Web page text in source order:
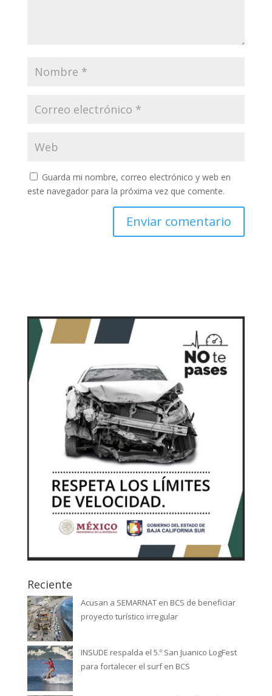
Guarda mi nombre, correo electrónico y web en
este navegador para la próxima vez que comente.
Reciente
Acusan a SEMARNAT en BCS de beneficiar
proyecto turístico irregular
INSUDE respalda el 5.º San Juanico LogFest
para fortalecer el surf en BCS